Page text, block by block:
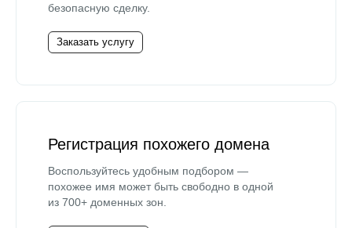
безопасную сделку.
Заказать услугу
Регистрация похожего домена
Воспользуйтесь удобным подбором —
похожее имя может быть свободно в одной
из 700+ доменных зон.